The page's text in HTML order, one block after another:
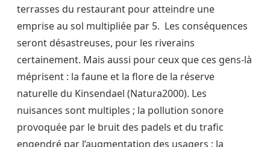
terrasses du restaurant pour atteindre une
emprise au sol multipliée par 5. Les conséquences
seront désastreuses, pour les riverains
certainement. Mais aussi pour ceux que ces gens-là
méprisent : la faune et la flore de la réserve
naturelle du Kinsendael (Natura2000). Les
nuisances sont multiples ; la pollution sonore
provoquée par le bruit des padels et du trafic
engendré par l’augmentation des usagers ; la